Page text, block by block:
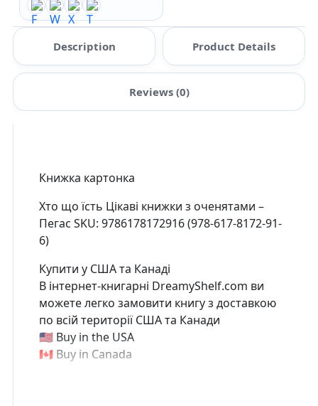
Description Product Details
Reviews (0)
Книжка картонка
Хто що їсть Цікаві книжки з оченятами –
Пегас SKU: 9786178172916 (978-617-8172-91-
6)
Купити у США та Канаді
В інтернет-книгарні DreamyShelf.com ви
можете легко замовити книгу з доставкою
по всій території США та Канади
🇺🇸 Buy in the USA
🇨🇦 Buy in Canada